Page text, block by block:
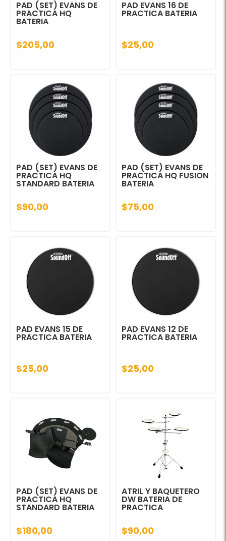
PAD (SET) EVANS DE
PRACTICA HQ
BATERIA
$205,00
PAD EVANS 16 DE
PRACTICA BATERIA
$25,00
PAD (SET) EVANS DE
PRACTICA HQ
STANDARD BATERIA
$90,00
PAD (SET) EVANS DE
PRACTICA HQ FUSION
BATERIA
$75,00
PAD EVANS 15 DE
PRACTICA BATERIA
$25,00
PAD EVANS 12 DE
PRACTICA BATERIA
$25,00
PAD (SET) EVANS DE
PRACTICA HQ
STANDARD BATERIA
$180,00
ATRIL Y BAQUETERO
DW BATERIA DE
PRACTICA
$90,00